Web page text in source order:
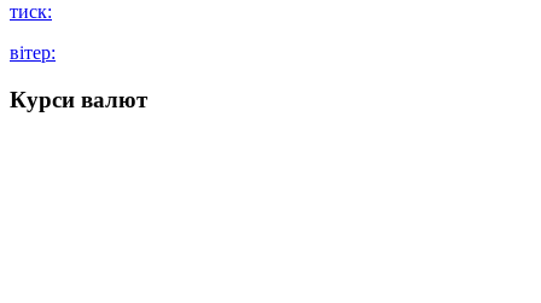
тиск:
вітер:
Курси валют